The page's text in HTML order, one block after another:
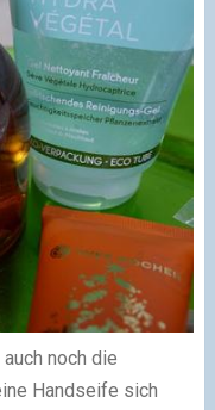
noch die
Handseife sich